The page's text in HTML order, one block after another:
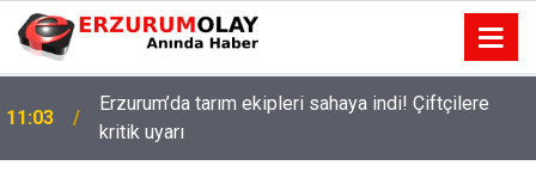
11:03
Erzurum’da tarım ekipleri sahaya indi! Çiftçilere
kritik uyarı